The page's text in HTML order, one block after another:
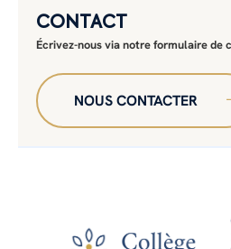
CONTACT
Écrivez-nous via notre formulaire de
NOUS CONTACTER